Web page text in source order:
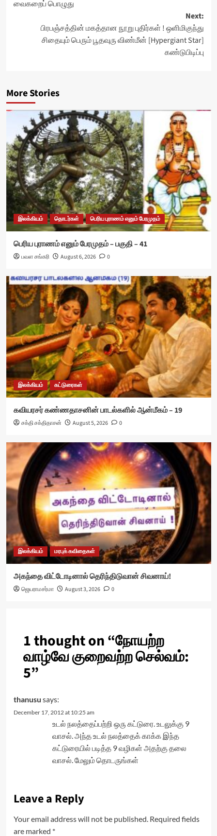
navigation
வைகறைப் பொழுது
Next:
பிரபஞ்சத்தின் மகத்தான நூறு புதிர்கள் ! ஒளிமிகுந்து
சிதையும் பெரும் பூதவுரு விண்மீன் [Hypergiant Star]
கண்டுபிடிப்பு
More Stories
இலக்கியம் தொடர்கள் பெரிய புராணம் எனும் பேரமுதம்
பெரிய புராணம் எனும் பேரமுதம் – பகுதி – 41
பவள சங்கரி August 6, 2026 0
இலக்கியம் கட்டுரைகள்
கவியரசர் கண்ணதாசனின் பாடல்களில் ஆன்மீகம் – 19
சக்தி சக்திதாசன் August 5, 2026 0
இலக்கியம் மரபுக் கவிதைகள்
அகந்தை விட்டோடினால் தெரிந்திடுவான் சிவனாய்!
ஜெயராமசர்மா August 3, 2026 0
1 thought on “நோயற்ற
வாழ்வே குறைவற்ற செல்வம்:
5”
thanusu says:
December 17, 2012 at 10:25 am
உடல் நலத்தைப்பற்றி ஒரு கட்டுரை. உடலுக்கு 9
வாசல். அந்த உடல் நலத்தைக் காக்க இந்த
கட்டுரையில் படித்த 9 வழிகள் அதற்கு தலை
வாசல். மேலும் தொடருங்கள்
Leave a Reply
Your email address will not be published. Required fields
are marked *